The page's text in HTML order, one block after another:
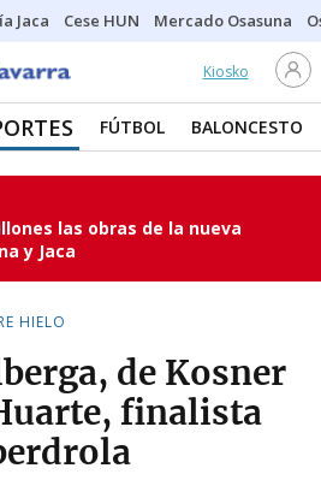
Jaca Cese HUN Mercado Osasuna
Kiosko
FÚTBOL BALONCESTO
las obras de la nueva
y Jaca
HIELO
de Kosner
finalista